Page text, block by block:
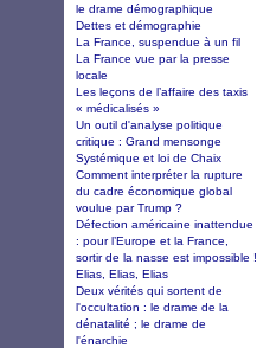
le drame démographique
Dettes et démographie
La France, suspendue à un fil
La France vue par la presse
locale
Les leçons de l’affaire des taxis
« médicalisés »
Un outil d'analyse politique
critique : Grand mensonge
Systémique et loi de Chaix
Comment interpréter la rupture
du cadre économique global
voulue par Trump ?
Défection américaine inattendue
: pour l’Europe et la France,
sortir de la nasse est impossible !
Elias, Elias, Elias
Deux vérités qui sortent de
l'occultation : le drame de la
dénatalité ; le drame de
l'énarchie